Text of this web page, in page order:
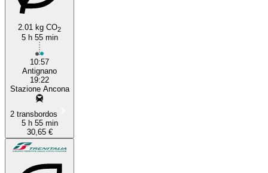
2.01 kg CO2
5 h 55 min
10:57
Antignano
19:22
Stazione Ancona
2 transbordos
5 h 55 min
30,65 €